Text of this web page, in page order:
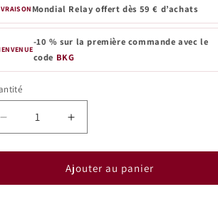
Mondial Relay offert dès 59 € d’achats
-10 % sur la première commande avec le
code BKG
Réduire
la
quantité
Diffuseur
Augmenter
la
quantité
de
Diffuseur
Ajouter au panier